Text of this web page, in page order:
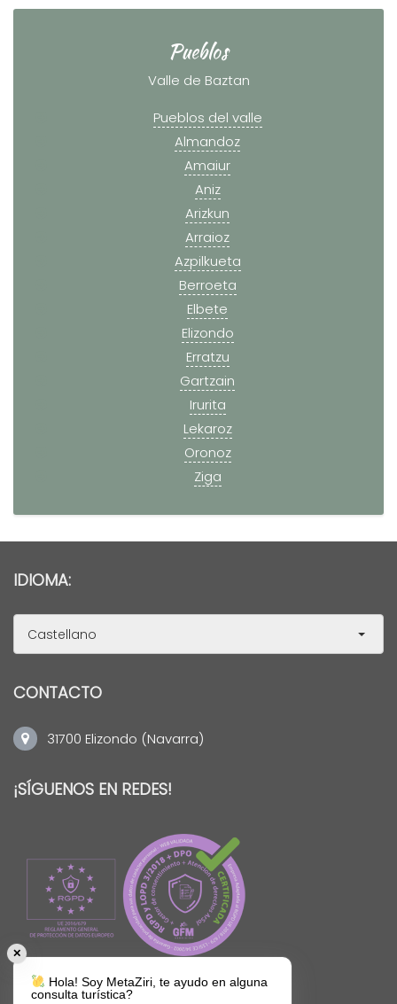
Pueblos
Valle de Baztan
Pueblos del valle
Almandoz
Amaiur
Aniz
Arizkun
Arraioz
Azpilkueta
Berroeta
Elbete
Elizondo
Erratzu
Gartzain
Irurita
Lekaroz
Oronoz
Ziga
IDIOMA:
Castellano
CONTACTO
31700 Elizondo (Navarra)
¡SÍGUENOS EN REDES!
✕
Hola! Soy MetaZiri, te ayudo en alguna
consulta turística?